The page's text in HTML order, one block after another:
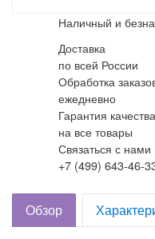
Наличный и
Доставка
по всей России
Обработка
ежедневно
Гарантия качества
на все товары
Связаться с нами
+7 (499) 643-46-
Обзор